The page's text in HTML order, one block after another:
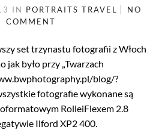
IN PORTRAITS TRAVEL
NO
COMMENT
set trzynastu fotografii z Włoch
jak było przy „Twarzach
blog/?
fotografie wykonane są
RolleiFlexem 2.8
Ilford XP2 400.